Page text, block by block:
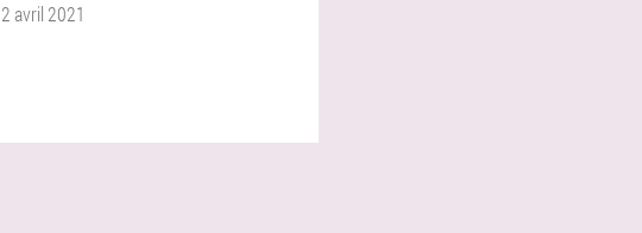
2 avril 2021